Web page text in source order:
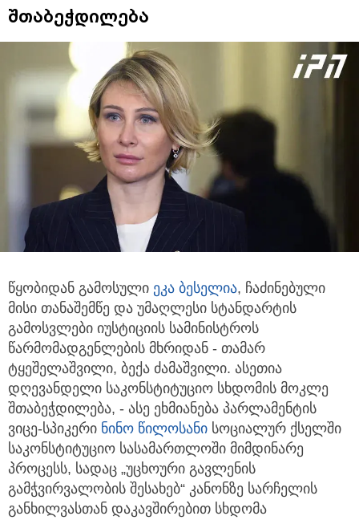
შთაბეჭდილება
წყობიდან გამოსული ეკა ბესელია, ჩაძინებული
მისი თანაშემწე და უმაღლესი სტანდარტის
გამოსვლები იუსტიციის სამინისტროს
წარმომადგენლების მხრიდან - თამარ
ტყეშელაშვილი, ბექა ძამაშვილი. ასეთია
დღევანდელი საკონსტიტუციო სხდომის მოკლე
შთაბეჭდილება, - ასე ეხმიანება პარლამენტის
ვიცე-სპიკერი ნინო წილოსანი სოციალურ ქსელში
საკონსტიტუციო სასამართლოში მიმდინარე
პროცესს, სადაც „უცხოური გავლენის
გამჭვირვალობის შესახებ“ კანონზე სარჩელის
განხილვასთან დაკავშირებით სხდომა